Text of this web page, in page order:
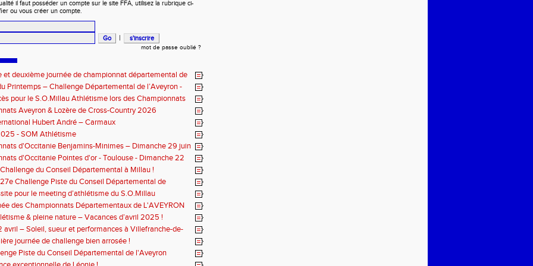
il faut posséder un compte sur le site FFA, utilisez la rubrique ci-
ou vous créer un compte.
|
mot de passe oublié ?
et deuxième journée de championnat départemental de
Printemps – Challenge Départemental de l’Aveyron -
mars 2026
pour le S.O.Millau Athlétisme lors des Championnats
de cross-country
Aveyron & Lozère de Cross-Country 2026
Hubert André – Carmaux
- SOM Athlétisme
d'Occitanie Benjamins-Minimes – Dimanche 29 juin
d'Occitanie Pointes d'or - Toulouse - Dimanche 22
du Conseil Départemental à Millau !
Challenge Piste du Conseil Départemental de
pour le meeting d’athlétisme du S.O.Millau
des Championnats Départementaux de L'AVEYRON
& pleine nature – Vacances d’avril 2025 !
avril – Soleil, sueur et performances à Villefranche-de-
pour la 2eme journée du challenge départemental piste
journée de challenge bien arrosée !
Piste du Conseil Départemental de l'Aveyron